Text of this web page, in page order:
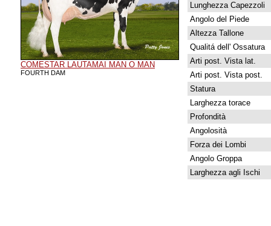
COMESTAR LAUTAMAI MAN O MAN
FOURTH DAM
Lunghezza Capezzoli
Angolo del Piede
Altezza Tallone
Qualitá dell' Ossatura
Arti post. Vista lat.
Arti post. Vista post.
Statura
Larghezza torace
Profondità
Angolosità
Forza dei Lombi
Angolo Groppa
Larghezza agli Ischi